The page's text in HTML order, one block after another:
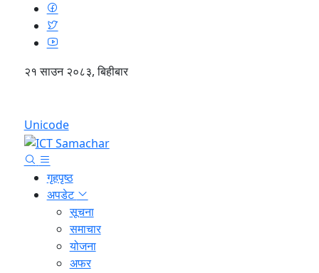
२१ साउन २०८३, बिहीबार
Unicode
गृहपृष्ठ
अपडेट
सूचना
समाचार
योजना
अफर